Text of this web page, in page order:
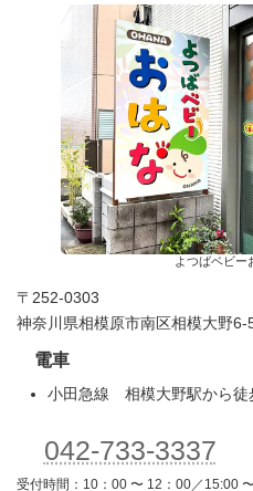
よつばベビー
〒252-0303
神奈川県相模原市南区相模大野6-
電車
小田急線 相模大野駅から徒
042-733-3337
受付時間：10：00 〜 12：00／15:00